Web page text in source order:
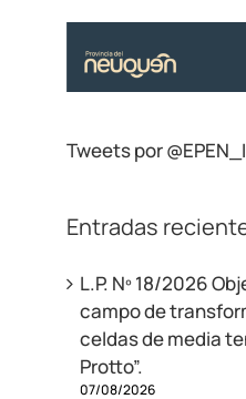
Tweets por
Entradas
L.P. Nº 18/2026
campo de
celdas de media
Protto”.
07/08/2026